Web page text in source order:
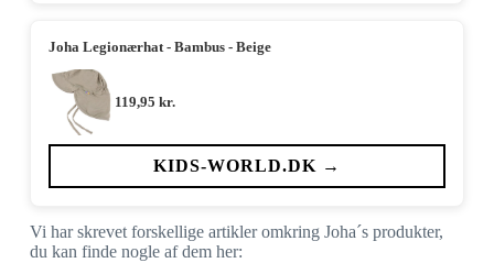
Joha Legionærhat - Bambus - Beige
119,95 kr.
KIDS-WORLD.DK →
Vi har skrevet forskellige artikler omkring Joha´s produkter,
du kan finde nogle af dem her: